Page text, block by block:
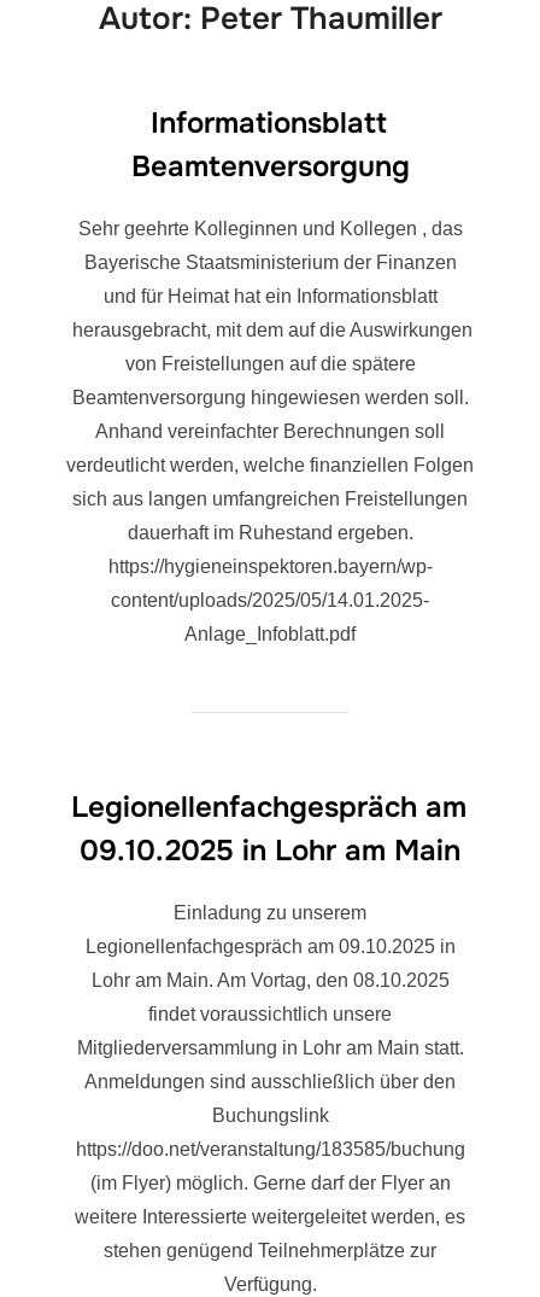
Autor: Peter Thaumiller
Informationsblatt
Beamtenversorgung
Sehr geehrte Kolleginnen und Kollegen , das
Bayerische Staatsministerium der Finanzen
und für Heimat hat ein Informationsblatt
herausgebracht, mit dem auf die Auswirkungen
von Freistellungen auf die spätere
Beamtenversorgung hingewiesen werden soll.
Anhand vereinfachter Berechnungen soll
verdeutlicht werden, welche finanziellen Folgen
sich aus langen umfangreichen Freistellungen
dauerhaft im Ruhestand ergeben.
https://hygieneinspektoren.bayern/wp-
content/uploads/2025/05/14.01.2025-
Anlage_Infoblatt.pdf
Legionellenfachgespräch am
09.10.2025 in Lohr am Main
Einladung zu unserem
Legionellenfachgespräch am 09.10.2025 in
Lohr am Main. Am Vortag, den 08.10.2025
findet voraussichtlich unsere
Mitgliederversammlung in Lohr am Main statt.
Anmeldungen sind ausschließlich über den
Buchungslink
https://doo.net/veranstaltung/183585/buchung
(im Flyer) möglich. Gerne darf der Flyer an
weitere Interessierte weitergeleitet werden, es
stehen genügend Teilnehmerplätze zur
Verfügung.